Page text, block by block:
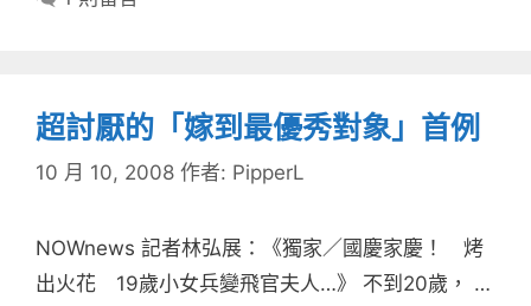
超討厭的「嫁到最優秀對象」首例
10 月 10, 2008 作者: PipperL
NOWnews 記者林弘展：《獨家／國慶家慶！ 烤
出火花 19歲小女兵變飛官夫人…》 不到20歲， …